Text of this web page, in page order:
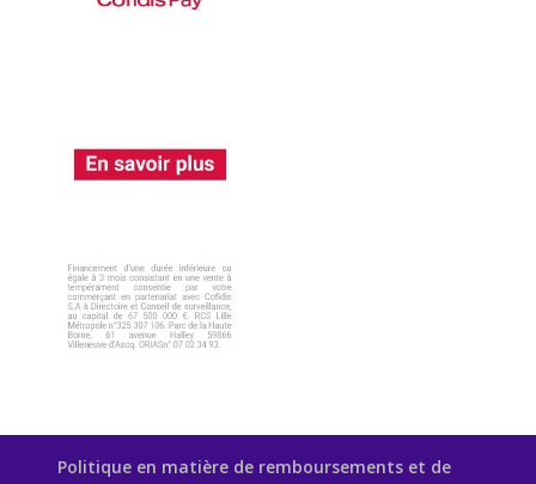
Politique en matière de remboursements et de